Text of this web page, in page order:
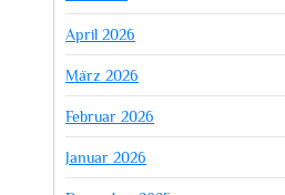
April 2026
März 2026
Februar 2026
Januar 2026